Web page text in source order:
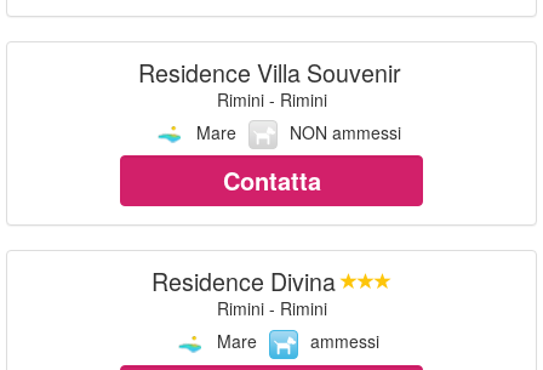
Residence Villa Souvenir
Rimini - Rimini
Mare
NON ammessi
Contatta
Residence Divina
Rimini - Rimini
Mare
ammessi